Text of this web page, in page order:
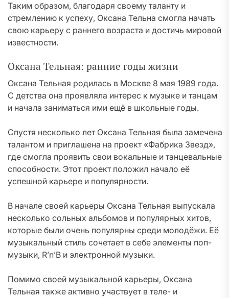
Таким образом, благодаря своему таланту и
стремлению к успеху, Оксана Тельна смогла начать
свою карьеру с раннего возраста и достичь мировой
известности.
Оксана Тельная: ранние годы жизни
Оксана Тельная родилась в Москве 8 мая 1989 года.
С детства она проявляла интерес к музыке и танцам
и начала заниматься ими ещё в школьные годы.
Спустя несколько лет Оксана Тельная была замечена
талантом и приглашена на проект «Фабрика Звезд»,
где смогла проявить свои вокальные и танцевальные
способности. Этот проект положил начало её
успешной карьере и популярности.
В начале своей карьеры Оксана Тельная выпускала
несколько сольных альбомов и популярных хитов,
которые были очень популярны среди молодёжи. Её
музыкальный стиль сочетает в себе элементы поп-
музыки, R’n’B и электронной музыки.
Помимо своей музыкальной карьеры, Оксана
Тельная также активно участвует в теле- и